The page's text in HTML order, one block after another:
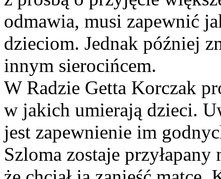
odmawia, musi zapewnić
dzieciom. Jednak później
innym sierocińcem.
W Radzie Getta Korczak
w jakich umierają dzieci.
jest zapewnienie im
Szloma zostaje